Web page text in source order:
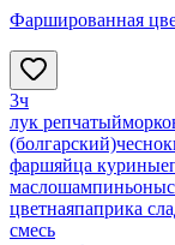
Фаршированная
3ч
лук репчатый
(болгарский)чеснок
фаршяйца куриные
маслошампиньоны
цветнаяпаприка
смесь